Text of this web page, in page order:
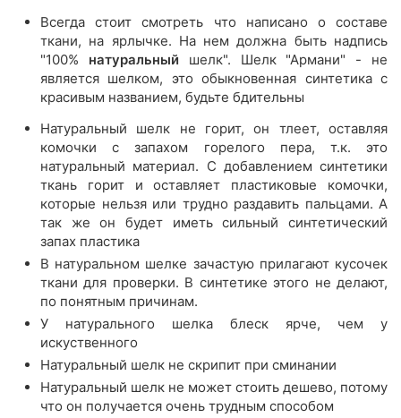
Всегда стоит смотреть что написано о составе
ткани, на ярлычке. На нем должна быть надпись
"100% натуральный шелк". Шелк "Армани" - не
является шелком, это обыкновенная синтетика с
красивым названием, будьте бдительны
Натуральный шелк не горит, он тлеет, оставляя
комочки с запахом горелого пера, т.к. это
натуральный материал. С добавлением синтетики
ткань горит и оставляет пластиковые комочки,
которые нельзя или трудно раздавить пальцами. А
так же он будет иметь сильный синтетический
запах пластика
В натуральном шелке зачастую прилагают кусочек
ткани для проверки. В синтетике этого не делают,
по понятным причинам.
У натурального шелка блеск ярче, чем у
искуственного
Натуральный шелк не скрипит при сминании
Натуральный шелк не может стоить дешево, потому
что он получается очень трудным способом